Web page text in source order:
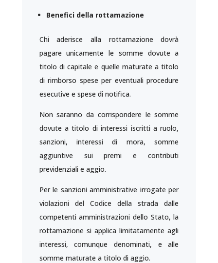
Benefici della rottamazione
Chi aderisce alla rottamazione dovrà
pagare unicamente le somme dovute a
titolo di capitale e quelle maturate a titolo
di rimborso spese per eventuali procedure
esecutive e spese di notifica.
Non saranno da corrispondere le somme
dovute a titolo di interessi iscritti a ruolo,
sanzioni, interessi di mora, somme
aggiuntive sui premi e contributi
previdenziali e aggio.
Per le sanzioni amministrative irrogate per
violazioni del Codice della strada dalle
competenti amministrazioni dello Stato, la
rottamazione si applica limitatamente agli
interessi, comunque denominati, e alle
somme maturate a titolo di aggio.